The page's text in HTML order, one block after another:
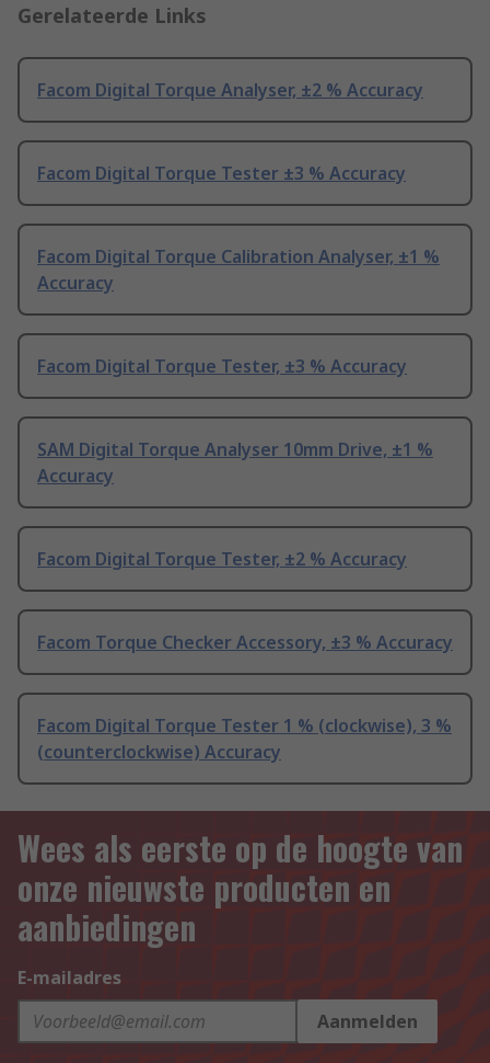
Gerelateerde Links
Facom Digital Torque Analyser, ±2 % Accuracy
Facom Digital Torque Tester ±3 % Accuracy
Facom Digital Torque Calibration Analyser, ±1 %
Accuracy
Facom Digital Torque Tester, ±3 % Accuracy
SAM Digital Torque Analyser 10mm Drive, ±1 %
Accuracy
Facom Digital Torque Tester, ±2 % Accuracy
Facom Torque Checker Accessory, ±3 % Accuracy
Facom Digital Torque Tester 1 % (clockwise), 3 %
(counterclockwise) Accuracy
Wees als eerste op de hoogte van
onze nieuwste producten en
aanbiedingen
E-mailadres
Aanmelden